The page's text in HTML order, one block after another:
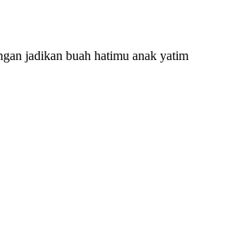
jadikan buah hatimu anak yatim